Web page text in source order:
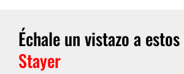
Échale un vistazo a
Stayer